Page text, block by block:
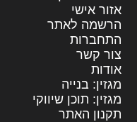
אזור אישי
הרשמה לאתר
התחברות
צור קשר
אודות
מגזין: בנייה
מגזין: תוכן שיווקי
תקנון האתר